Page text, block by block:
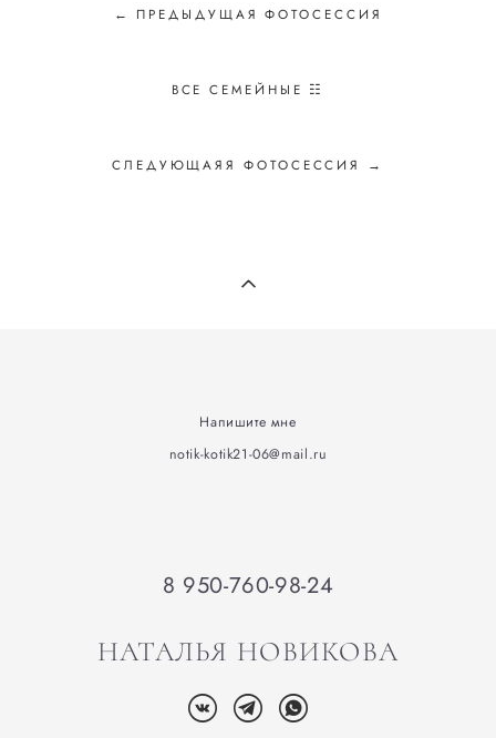
← ПРЕДЫДУЩАЯ ФОТОСЕССИЯ
ВСЕ СЕМЕЙНЫЕ ☷
СЛЕДУЮЩАЯЯ ФОТОСЕССИЯ →
Напишите мне
notik-kotik21-06@mail.ru
8 950-760-98-24
НАТАЛЬЯ НОВИКОВА